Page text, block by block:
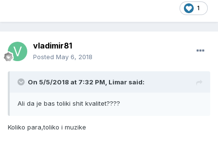
1
vladimir81
Posted May 6, 2018
On 5/5/2018 at 7:32 PM, Limar said:
Ali da je bas toliki shit kvalitet????
Koliko para,toliko i muzike